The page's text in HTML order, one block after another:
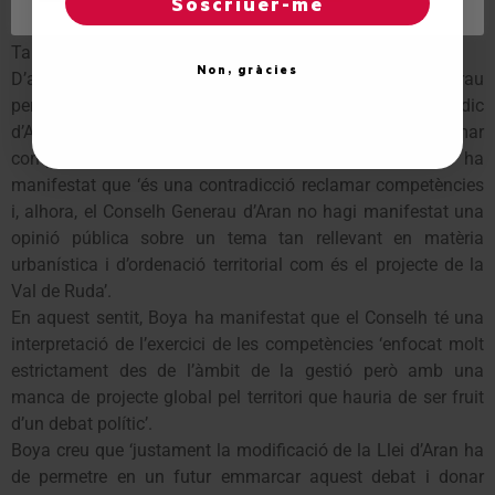
araneses i així ho han manifestat en el document de la
Taula de Vielha’, segons Boya.
D’altra banda, Boya qüestiona l’interès del Conselh Generau
per l’urbanisme aranès arran de les declaracions del Síndic
d’Aran amb motiu de la Festa d’Aran en les que va reclamar
competències en Urbanisme. El diputat del PSC-CpC ha
manifestat que ‘és una contradicció reclamar competències
i, alhora, el Conselh Generau d’Aran no hagi manifestat una
opinió pública sobre un tema tan rellevant en matèria
urbanística i d’ordenació territorial com és el projecte de la
Val de Ruda’.
En aquest sentit, Boya ha manifestat que el Conselh té una
interpretació de l’exercici de les competències ‘enfocat molt
estrictament des de l’àmbit de la gestió però amb una
manca de projecte global pel territori que hauria de ser fruit
d’un debat polític’.
Boya creu que ‘justament la modificació de la Llei d’Aran ha
de permetre en un futur emmarcar aquest debat i donar
Non, gràcies